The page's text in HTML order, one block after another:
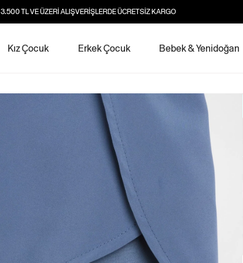
3.500 TL VE ÜZERİ ALIŞVERİŞLERDE ÜCRETSİZ KARGO
Kız Çocuk Erkek Çocuk Bebek & Yenidoğan